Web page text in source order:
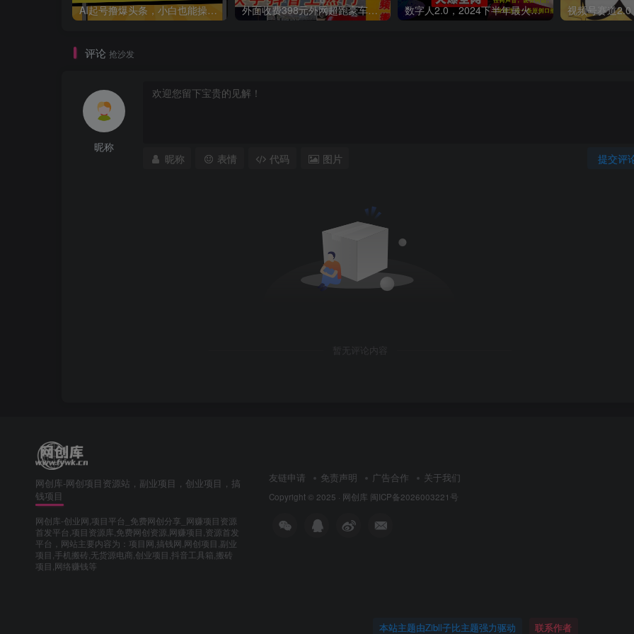
AI起号撸爆头条，小白也能操作，日入2000+ 外面收费398元外网超跑豪车汽车视频搬运至快手抖音上热门项目 数字人2.0，2024下半年最火项目，无限免费生成视频，可实现任何场景，用任何形象，任何声音，说任何话，5分钟生成一条原创口播视频。
评论 抢沙发
昵称
提交评
昵称 表情 代码 图片
暂无评论内容
网创库-网创项目资源站，副业项目，创业项目，搞
钱项目
网创库-创业网,项目平台_免费网创分享_网赚项目资源
首发平台,项目资源库,免费网创资源,网赚项目,资源首发
平台，网站主要内容为：项目网,搞钱网,网创项目,副业
项目,手机搬砖,无货源电商,创业项目,抖音工具箱,搬砖
项目,网络赚钱等
友链申请 免责声明 广告合作 关于我们
Copyright © 2025 · 网创库 闽ICP备2026003221号
本站主题由Zibll子比主题强力驱动 联系作者